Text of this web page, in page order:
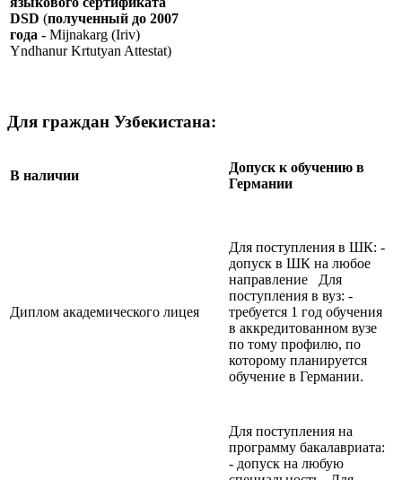
DSD (полученный до 2007
года - Mijnakarg (Iriv)
Yndhanur Krtutyan Attestat)
Для граждан Узбекистана:
В наличии
Допуск к обучению в
Германии
Диплом академического лицея
Для поступления в ШК: -
допуск в ШК на любое
направление Для
поступления в вуз: -
требуется 1 год обучения
в аккредитованном вузе
по тому профилю, по
которому планируется
обучение в Германии.
Для поступления на
программу бакалавриата:
- допуск на любую